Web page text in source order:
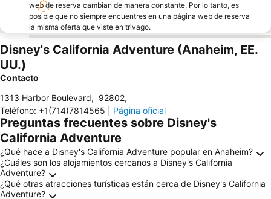
web de reserva cambian de manera constante. Por lo tanto, es
posible que no siempre encuentres en una página web de reserva
la misma oferta que viste en trivago.
Disney's California Adventure (Anaheim, EE.
UU.)
Contacto
1313 Harbor Boulevard, 92802,
Teléfono: +1(714)7814565 Página oficial
Preguntas frecuentes sobre Disney's
California Adventure
¿Qué hace a Disney's California Adventure popular en Anaheim?
¿Cuáles son los alojamientos cercanos a Disney's California
Adventure?
¿Qué otras atracciones turísticas están cerca de Disney's California
Adventure?